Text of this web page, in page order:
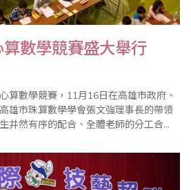
數學競賽盛大舉行
算數學競賽，11月16日在高雄市政府、
雄市珠算數學學會張文強理事長的帶領
井然有序的配合、全體老師的分工合
局科長范淑媚，以及多位立委、市議
賓的蒞臨是給孩子最佳的鼓勵，尤其更
賞校長全程參與並主持..